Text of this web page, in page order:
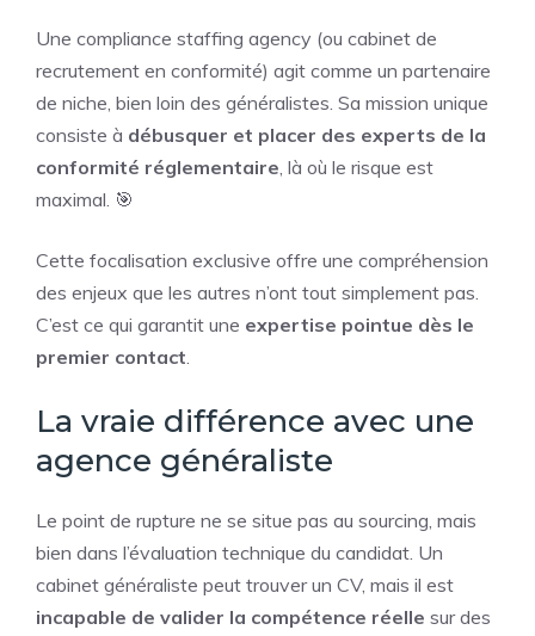
Une compliance staffing agency (ou cabinet de
recrutement en conformité) agit comme un partenaire
de niche, bien loin des généralistes. Sa mission unique
consiste à débusquer et placer des experts de la
conformité réglementaire, là où le risque est
maximal. 🎯
Cette focalisation exclusive offre une compréhension
des enjeux que les autres n’ont tout simplement pas.
C’est ce qui garantit une expertise pointue dès le
premier contact.
La vraie différence avec une
agence généraliste
Le point de rupture ne se situe pas au sourcing, mais
bien dans l’évaluation technique du candidat. Un
cabinet généraliste peut trouver un CV, mais il est
incapable de valider la compétence réelle sur des